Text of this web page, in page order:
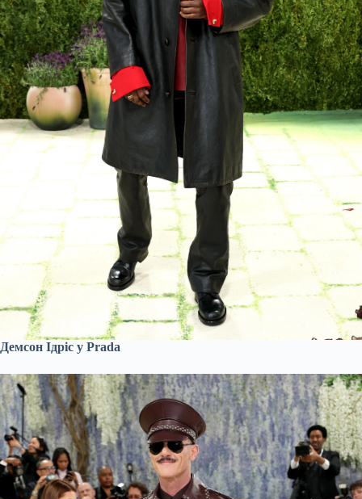
Демсон Ідріс у Prada